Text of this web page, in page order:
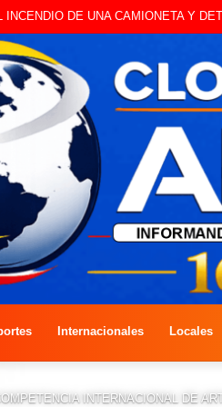
CAMBISTA OCURRIDO ESTE JUEVES
Internacionales Locales
INTERNACIONAL DE